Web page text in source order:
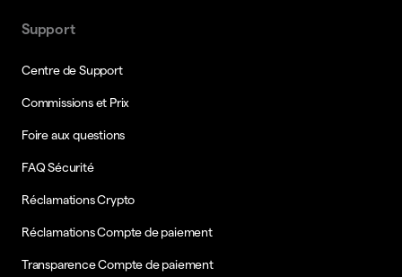
Support
Centre de Support
Commissions et Prix
Foire aux questions
FAQ Sécurité
Réclamations Crypto
Réclamations Compte de paiement
Transparence Compte de paiement